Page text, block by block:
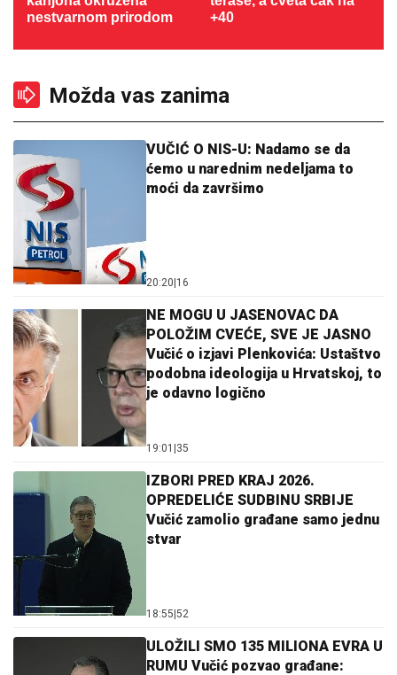
nestvarnom prirodom
+40
Možda vas zanima
VUČIĆ O NIS-U: Nadamo se da
ćemo u narednim nedeljama to
moći da završimo
20:20|16
NE MOGU U JASENOVAC DA
POLOŽIM CVEĆE, SVE JE JASNO
Vučić o izjavi Plenkovića: Ustaštvo
podobna ideologija u Hrvatskoj, to
je odavno logično
19:01 |35
IZBORI PRED KRAJ 2026.
OPREDELIĆE SUDBINU SRBIJE
Vučić zamolio građane samo jednu
stvar
18:55|52
ULOŽILI SMO 135 MILIONA EVRA U
RUMU Vučić pozvao građane: